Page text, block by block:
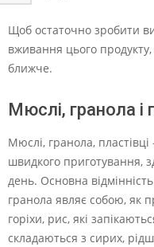
Щоб остаточно зробити
вживання цього
ближче.
Мюслі, гранола і
Мюслі, гранола,
швидкого приготування,
день. Основна
гранола являє собою, як
горіхи, рис, які
складаються з сирих,